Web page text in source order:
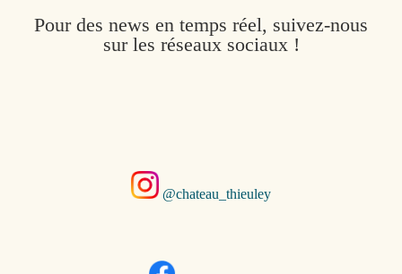
Pour des news en temps réel, suivez-nous
sur les réseaux sociaux !
@chateau_thieuley